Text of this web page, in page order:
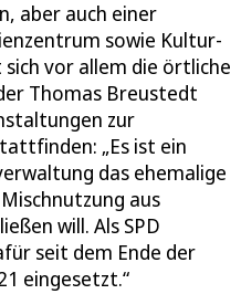
aber auch einer
sowie Kultur-
vor allem die örtliche
Thomas Breustedt
zur
„Es ist ein
das ehemalige
aus
will. Als SPD
seit dem Ende der
eingesetzt.“